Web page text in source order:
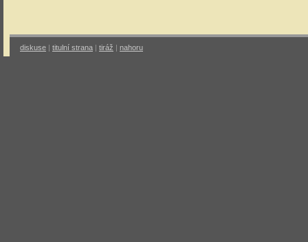
diskuse | titulní strana | tiráž | nahoru